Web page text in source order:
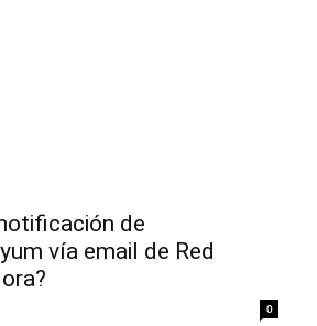
de
vía email de Red
0